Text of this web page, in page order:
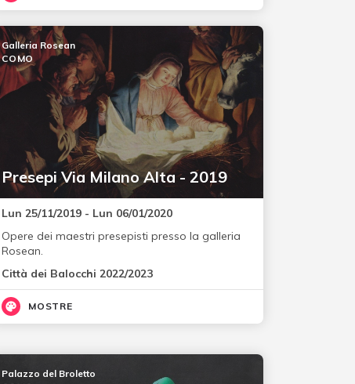
Presepi Via Milano Alta - 2019
Galleria Rosean
COMO
Lun 25/11/2019 - Lun 06/01/2020
Opere dei maestri presepisti presso la galleria
Rosean.
Città dei Balocchi 2022/2023
MOSTRE
Palazzo del Broletto